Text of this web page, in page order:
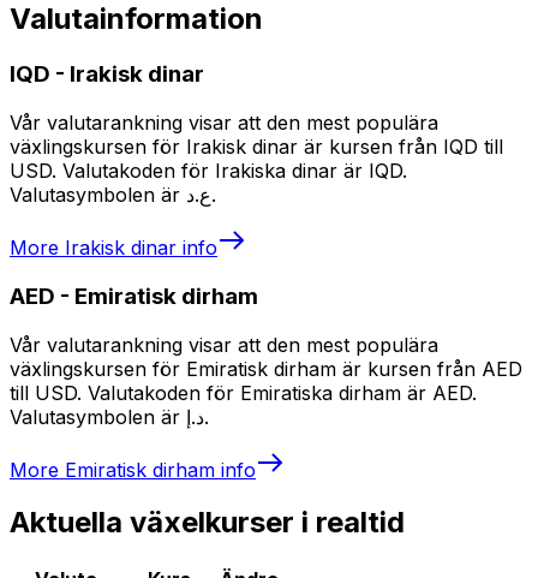
Valutainformation
IQD - Irakisk dinar
Vår valutarankning visar att den mest populära
växlingskursen för Irakisk dinar är kursen från IQD till
USD. Valutakoden för Irakiska dinar är IQD.
Valutasymbolen är ع.د.
More Irakisk dinar info
AED - Emiratisk dirham
Vår valutarankning visar att den mest populära
växlingskursen för Emiratisk dirham är kursen från AED
till USD. Valutakoden för Emiratiska dirham är AED.
Valutasymbolen är د.إ.
More Emiratisk dirham info
Aktuella växelkurser i realtid